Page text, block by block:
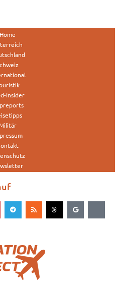
Home
Insider